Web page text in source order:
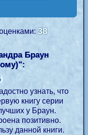
38
Браун
":
узнать, что
книгу серии
у Браун.
позитивно.
данной книги.